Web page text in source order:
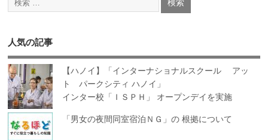
人気の記事
【ハノイ】「インターナショナルスクール アッ
ト パークシティ ハノイ」
インター校「ＩＳＰＨ」 オープンデイを実施
「男女の夜間同室宿泊ＮＧ」の 根拠について